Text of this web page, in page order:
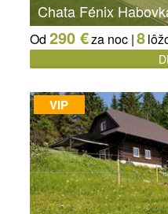
Chata Fénix
Od 290 €za noc |8
VIP